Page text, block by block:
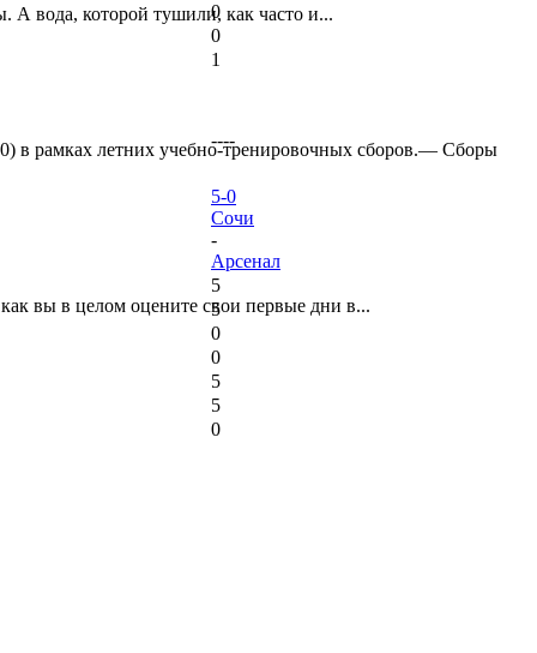
вода, которой тушили, как часто и...
в рамках летних учебно-тренировочных сборов.— Сборы
вы в целом оцените свои первые дни в...
0
0
1
----
5-0
Сочи
-
Арсенал
5
5
0
0
5
5
0